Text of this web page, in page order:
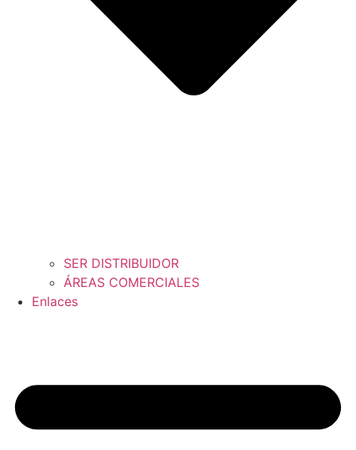
SER DISTRIBUIDOR
ÁREAS COMERCIALES
Enlaces